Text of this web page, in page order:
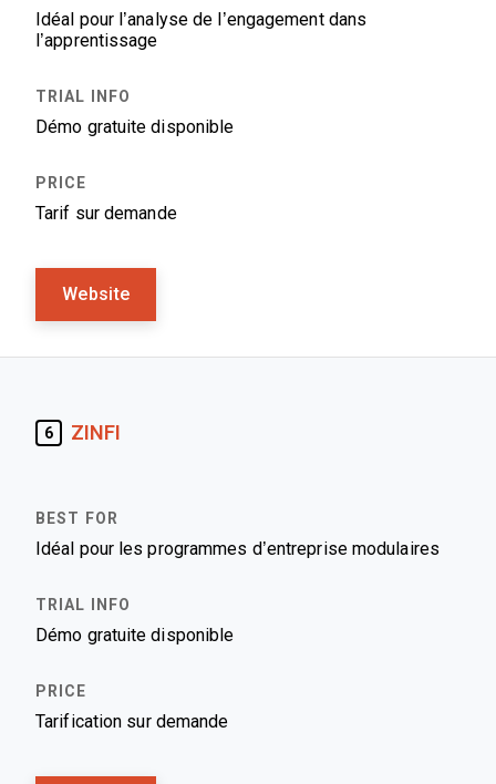
Idéal pour l’analyse de l’engagement dans
l’apprentissage
Démo gratuite disponible
Tarif sur demande
Website
6 ZINFI
Idéal pour les programmes d’entreprise modulaires
Démo gratuite disponible
Tarification sur demande